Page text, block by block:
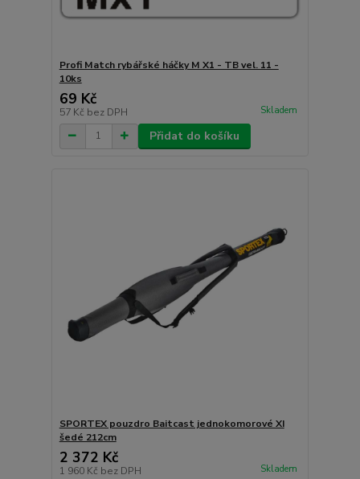
Profi Match rybářské háčky M X1 - TB vel. 11 -
10ks
69 Kč
57 Kč bez DPH Skladem
Přidat do košíku
SPORTEX pouzdro Baitcast jednokomorové XI
šedé 212cm
2 372 Kč
1 960 Kč bez DPH Skladem